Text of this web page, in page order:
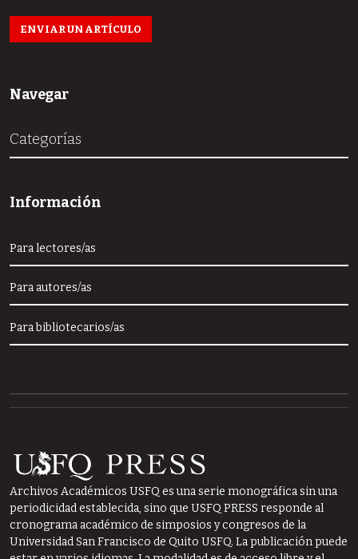
ENVIAR UN ARTÍCULO
Navegar
Categorías
Información
Para lectores/as
Para autores/as
Para bibliotecarios/as
Archivos Académicos USFQ es una serie monográfica sin una
periodicidad establecida, sino que USFQ PRESS responde al
cronograma académico de simposios y congresos de la
Universidad San Francisco de Quito USFQ. La publicación puede